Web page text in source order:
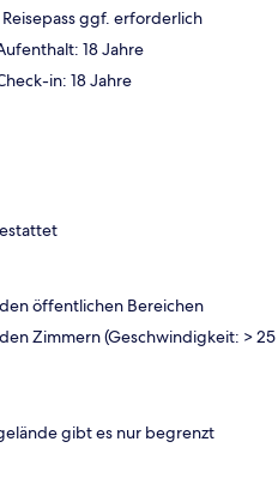
ggf. erforderlich
18 Jahre
in: 18 Jahre
öffentlichen Bereichen
Zimmern (Geschwindigkeit: > 25
gibt es nur begrenzt